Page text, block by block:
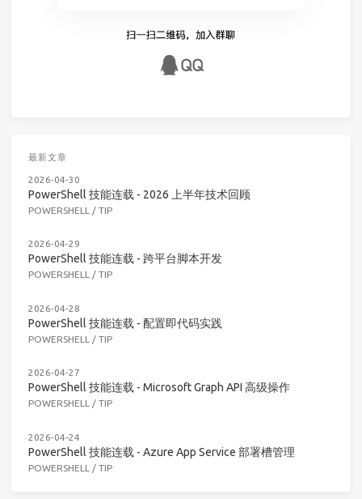
最新文章
2026-04-30
PowerShell 技能连载 - 2026 上半年技术回顾
POWERSHELL / TIP
2026-04-29
PowerShell 技能连载 - 跨平台脚本开发
POWERSHELL / TIP
2026-04-28
PowerShell 技能连载 - 配置即代码实践
POWERSHELL / TIP
2026-04-27
PowerShell 技能连载 - Microsoft Graph API 高级操作
POWERSHELL / TIP
2026-04-24
PowerShell 技能连载 - Azure App Service 部署槽管理
POWERSHELL / TIP